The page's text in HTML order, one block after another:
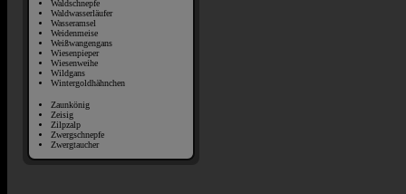
Waldschnepfe
Waldwasserläufer
Wasseramsel
Weidenmeise
Weißwangengans
Wiesenpieper
Wiesenweihe
Wildgans
Wintergoldhähnchen
Zaunkönig
Zeisig
Zilpzalp
Zwergschnepfe
Zwergtaucher